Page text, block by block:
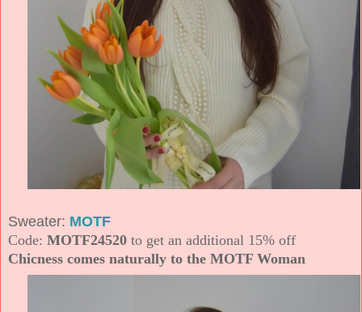
Sweater: MOTF
Code: MOTF24520 to get an additional 15% off
Chicness comes naturally to the MOTF Woman